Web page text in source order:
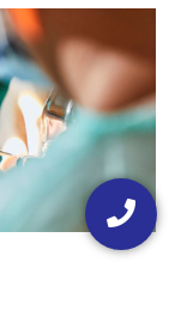
Floating
button